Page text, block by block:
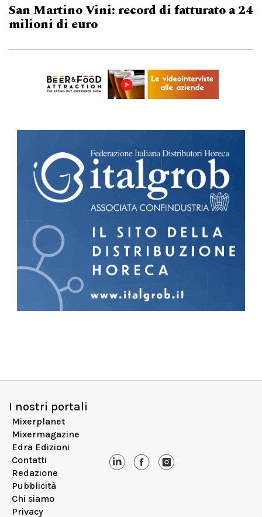
San Martino Vini: record di fatturato a 24
milioni di euro
I nostri portali
Mixerplanet
Mixermagazine
Edra Edizioni
Contatti
Redazione
Pubblicità
Chi siamo
Privacy